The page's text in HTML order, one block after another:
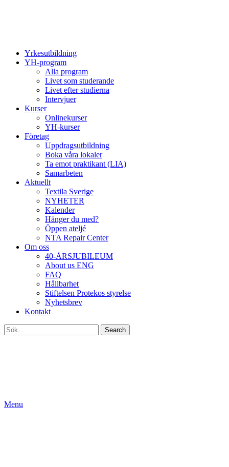
Yrkesutbildning
YH-program
Alla program
Livet som studerande
Livet efter studierna
Intervjuer
Kurser
Onlinekurser
YH-kurser
Företag
Uppdragsutbildning
Boka våra lokaler
Ta emot praktikant (LIA)
Samarbeten
Aktuellt
Textila Sverige
NYHETER
Kalender
Hänger du med?
Öppen ateljé
NTA Repair Center
Om oss
40-ÅRSJUBILEUM
About us ENG
FAQ
Hållbarhet
Stiftelsen Protekos styrelse
Nyhetsbrev
Kontakt
Search
Menu